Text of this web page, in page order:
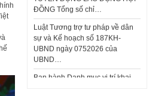
Luật Tương trợ tư pháp về dân
sự và Kế hoạch số 187KH-
UBND ngày 0752026 của
UBND…
Ban hành Danh mục vị trí khai
thác quảng cáo trên địa bàn